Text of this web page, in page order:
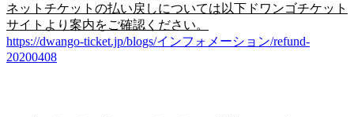
ネットチケットの払い戻しについては以下ドワンゴチケット
サイトより案内をご確認ください。
https://dwango-ticket.jp/blogs/インフォメーション/refund-
20200408